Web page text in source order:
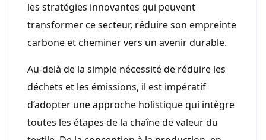
les stratégies innovantes qui peuvent
transformer ce secteur, réduire son empreinte
carbone et cheminer vers un avenir durable.
Au-delà de la simple nécessité de réduire les
déchets et les émissions, il est impératif
d’adopter une approche holistique qui intègre
toutes les étapes de la chaîne de valeur du